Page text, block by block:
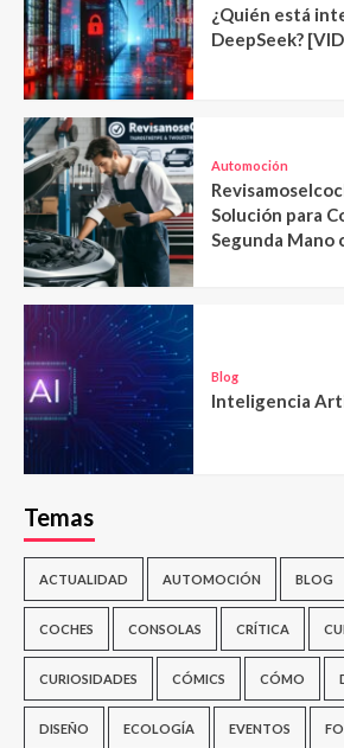
¿Quién está
DeepSeek?
Automoción
Solución para
Segunda Mano
Blog
Inteligencia
Temas
ACTUALIDAD AUTOMOCIÓN BLOG
COCHES CONSOLAS CRÍTICA
CURIOSIDADES CÓMICS CÓMO
DISEÑO ECOLOGÍA EVENTOS